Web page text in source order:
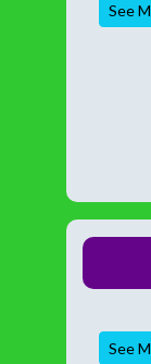
See
See